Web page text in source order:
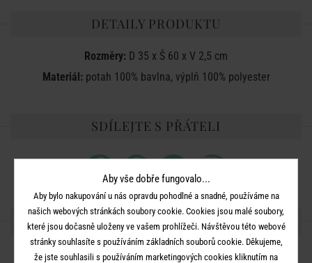
DETAILY PRODUKTU
Rozměry: D 35 x Š 60 x V 2,5 cm
Materiál:potah 100% bavlna, výplň 100% polyester
SDÍLEJTE S PŘÁTELI
DALŠÍ PRODUKTY ZE SÉRIE
Aby vše dobře fungovalo...
Aby bylo nakupování u nás opravdu pohodlné a snadné, používáme na
našich webových stránkách soubory cookie. Cookies jsou malé soubory,
které jsou dočasně uloženy ve vašem prohlížeči. Návštěvou této webové
stránky souhlasíte s používáním základních souborů cookie. Děkujeme,
že jste souhlasili s používáním marketingových cookies kliknutím na